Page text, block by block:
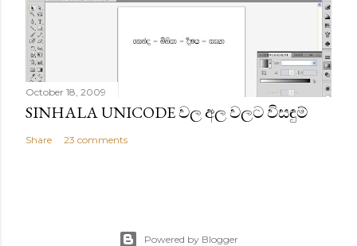
October 18, 2009
SINHALA UNICODE වල අල වලට විසඳුම්
Share 23 comments
Powered by Blogger